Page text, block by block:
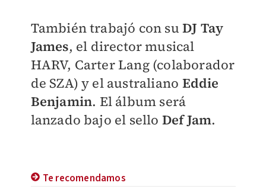
También trabajó con suDJ Tay
James, el director musical
HARV, Carter Lang (colaborador
de SZA) y el australiano Eddie
Benjamin. El álbum será
lanzado bajo el sello Def Jam.
Te recomendamos